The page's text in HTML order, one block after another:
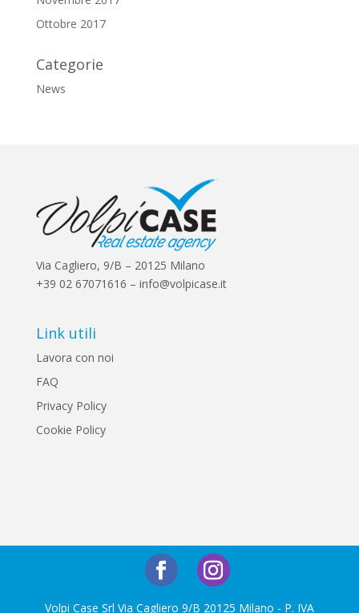
Ottobre 2017
Categorie
News
Via Cagliero, 9/B – 20125 Milano
+39 02 67071616 – info@volpicase.it
Link utili
Lavora con noi
FAQ
Privacy Policy
Cookie Policy
Volpi Case Srl Via Cagliero 9/B 20125 Milano - P. IVA